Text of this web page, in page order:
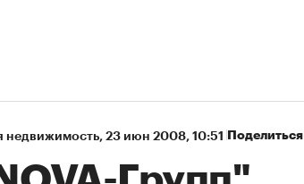
недвижимость⁠, 23 июн 2008, 10:51 Поделиться